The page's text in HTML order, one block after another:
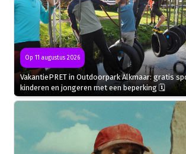
Op 11 augustus 2026
VakantiePRET in Outdoorpark Alkmaar: gratis
kinderen en jongeren met een beperking 🗓